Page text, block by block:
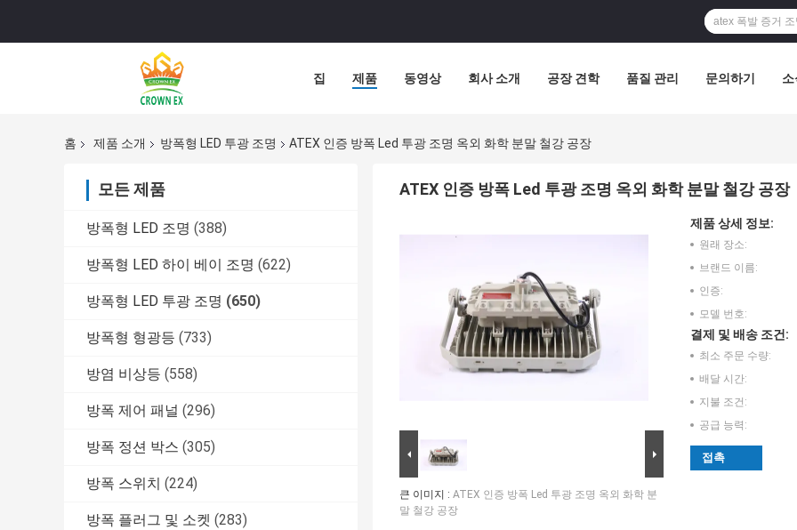
집 제품 동영상 회사 소개 공장 견학 품질 관리 문의하기
홈 제품 소개 방폭형 LED 투광 조명 ATEX 인증 방폭 Led 투광 조명 옥외 화학 분말 철강 공장
모든 제품
방폭형 LED 조명 (388)
방폭형 LED 하이 베이 조명 (622)
방폭형 LED 투광 조명 (650)
방폭형 형광등 (733)
방염 비상등 (558)
방폭 제어 패널 (296)
방폭 정션 박스 (305)
방폭 스위치 (224)
방폭 플러그 및 소켓 (283)
ATEX 인증 방폭 Led 투광 조명 옥외 화학 분말 철강 공장
큰 이미지 : ATEX 인증 방폭 Led 투광 조명 옥외 화학 분
말 철강 공장
제품 상세 정보:
원래 장소:
브랜드 이름:
인증:
모델 번호:
결제 및 배송 조건:
최소 주문 수량:
배달 시간:
지불 조건:
공급 능력:
접촉